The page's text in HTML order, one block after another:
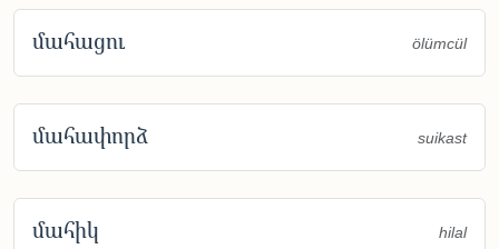
մահացու ölümcül
մահափորձ suikast
մահիկ hilal